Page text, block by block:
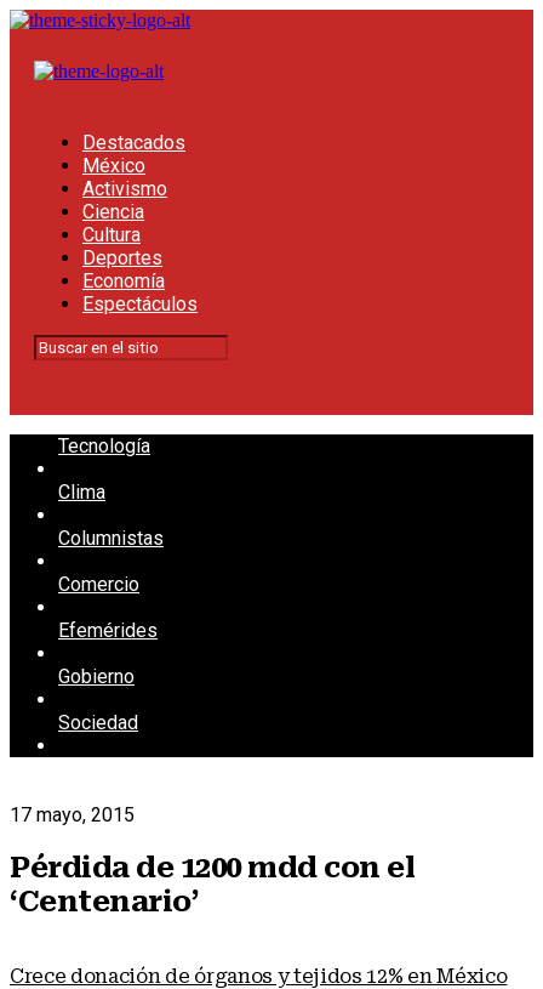
Destacados
México
Activismo
Ciencia
Cultura
Deportes
Economía
Espectáculos
Tecnología
Clima
Columnistas
Comercio
Efemérides
Gobierno
Sociedad
17 mayo, 2015
Pérdida de 1200 mdd con el
‘Centenario’
Crece donación de órganos y tejidos 12% en México